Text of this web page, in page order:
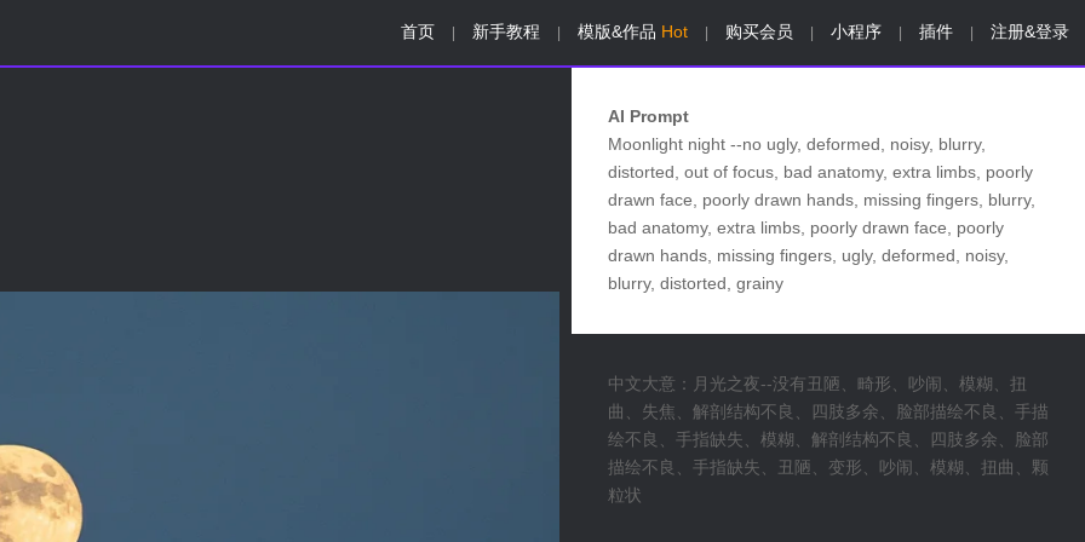
首页 新手教程 模版&作品 Hot 购买会员 小程序 插件 注册&登录
AI Prompt
Moonlight night --no ugly, deformed, noisy, blurry,
distorted, out of focus, bad anatomy, extra limbs, poorly
drawn face, poorly drawn hands, missing fingers, blurry,
bad anatomy, extra limbs, poorly drawn face, poorly
drawn hands, missing fingers, ugly, deformed, noisy,
blurry, distorted, grainy
中文大意：月光之夜--没有丑陋、畸形、吵闹、模糊、扭
曲、失焦、解剖结构不良、四肢多余、脸部描绘不良、手描
绘不良、手指缺失、模糊、解剖结构不良、四肢多余、脸部
描绘不良、手指缺失、丑陋、变形、吵闹、模糊、扭曲、颗
粒状